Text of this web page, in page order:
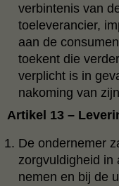
verbintenis van
toeleverancier,
aan de
toekent die
verplicht is in
nakoming van
Artikel 13 –
De ondernemer
zorgvuldigheid in
nemen en bij de